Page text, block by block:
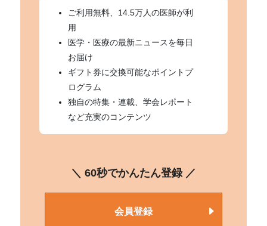
ご利用無料、14.5万人の医師が利
用
医学・医療の最新ニュースを毎日
お届け
ギフト券に交換可能なポイントプ
ログラム
独自の特集・連載、学会レポート
など充実のコンテンツ
＼ 60秒でかんたん登録 ／
会員登録